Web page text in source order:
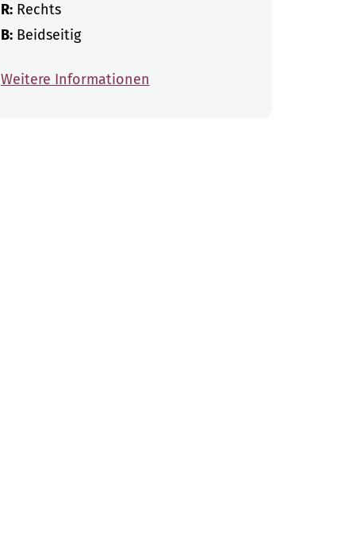
R:Rechts
B:Beidseitig
Weitere Informationen